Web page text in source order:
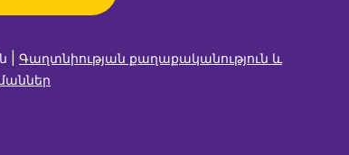
| Գաղտնիության քաղաքականություն և